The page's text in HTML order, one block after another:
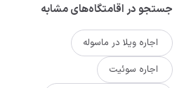
جستجو در اقامتگاه‌های مشابه
اجاره ویلا در ماسوله
اجاره سوئیت